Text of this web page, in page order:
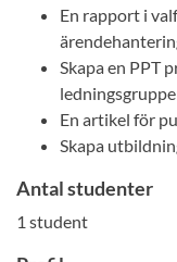
En rapport i
Skapa en PPT
En artikel för
Skapa
Antal studenter
1 student